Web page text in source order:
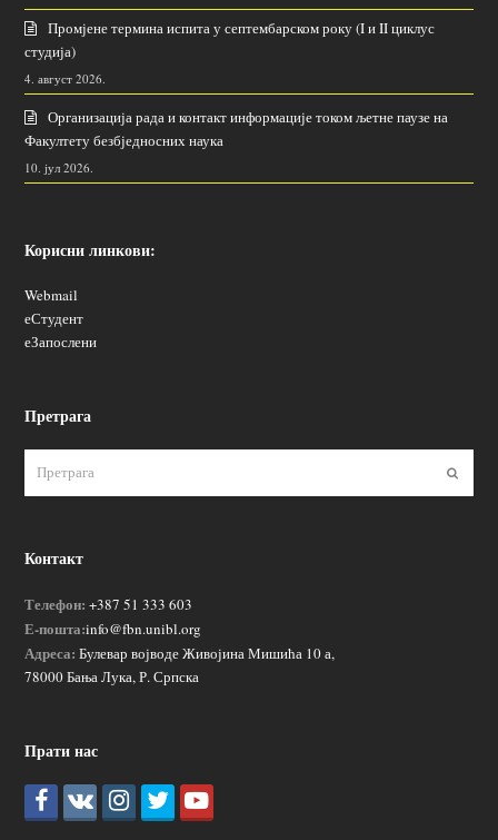
Промјене термина испита у септембарском року (I и II циклус
студија)
4. август 2026.
Организација рада и контакт информације током љетне паузе на
Факултету безбједносних наука
10. јул 2026.
Корисни линкови:
Webmail
еСтудент
еЗапослени
Претрага
Контакт
Телефон: +387 51 333 603
Е-пошта:info@fbn.unibl.org
Адреса: Булевар војводе Живојина Мишића 10 а,
78000 Бања Лука, Р. Српска
Прати нас